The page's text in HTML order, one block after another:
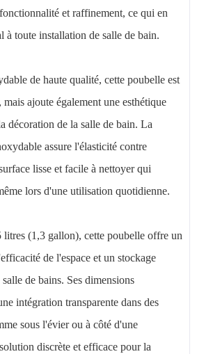
et raffinement, ce qui en
à toute installation de salle de bain.
de haute qualité, cette poubelle est
ajoute également une esthétique
décoration de la salle de bain. La
assure l'élasticité contre
lisse et facile à nettoyer qui
lors d'une utilisation quotidienne.
litres (1,3 gallon), cette poubelle offre un
de l'espace et un stockage
de bains. Ses dimensions
intégration transparente dans des
sous l'évier ou à côté d'une
discrète et efficace pour la